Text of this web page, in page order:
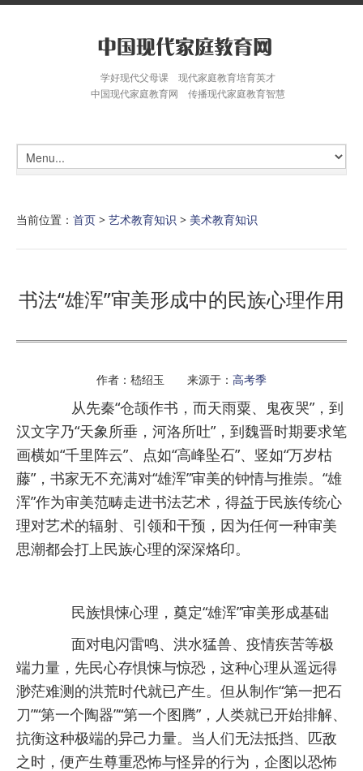
学好现代父母课 现代家庭教育培育英才
中国现代家庭教育网 传播现代家庭教育智慧
当前位置： 首页 > 艺术教育知识 > 美术教育知识
书法“雄浑”审美形成中的民族心理作用
作者：嵇绍玉 来源于： 高考季
从先秦“仓颉作书，而天雨粟、鬼夜哭”，到
汉文字乃“天象所垂，河洛所吐”，到魏晋时期要求笔
画横如“千里阵云”、点如“高峰坠石”、竖如“万岁枯
藤”，书家无不充满对“雄浑”审美的钟情与推崇。“雄
浑”作为审美范畴走进书法艺术，得益于民族传统心
理对艺术的辐射、引领和干预，因为任何一种审美
思潮都会打上民族心理的深深烙印。
民族惧悚心理，奠定“雄浑”审美形成基础
面对电闪雷鸣、洪水猛兽、疫情疾苦等极
端力量，先民心存惧悚与惊恐，这种心理从遥远得
渺茫难测的洪荒时代就已产生。但从制作“第一把石
刀”“第一个陶器”“第一个图腾”，人类就已开始排解、
抗衡这种极端的异己力量。当人们无法抵挡、匹敌
之时，便产生尊重恐怖与怪异的行为，企图以恐怖